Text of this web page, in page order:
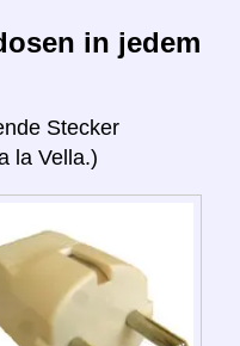
in jedem
Stecker
la Vella.)